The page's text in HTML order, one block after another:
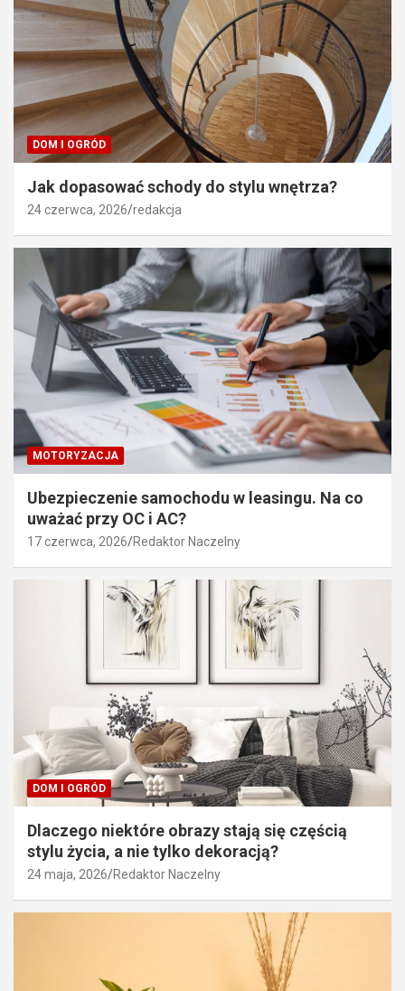
DOM I OGRÓD
Jak dopasować schody do stylu wnętrza?
24 czerwca, 2026 redakcja
MOTORYZACJA
Ubezpieczenie samochodu w leasingu. Na co
uważać przy OC i AC?
17 czerwca, 2026 Redaktor Naczelny
DOM I OGRÓD
Dlaczego niektóre obrazy stają się częścią
stylu życia, a nie tylko dekoracją?
24 maja, 2026 Redaktor Naczelny